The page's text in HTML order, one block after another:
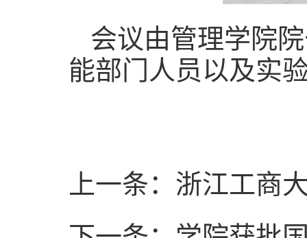
会议由管理学院
能部门人员以及实
上一条：浙江工商